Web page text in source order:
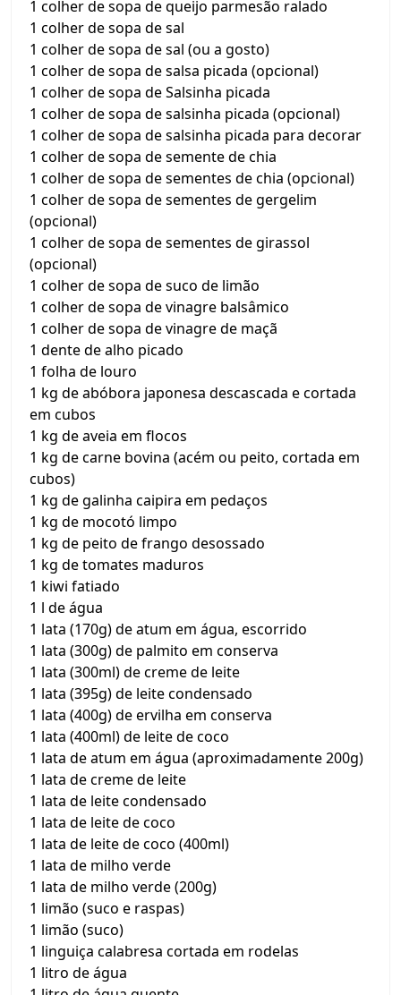
1 colher de sopa de queijo parmesão ralado
1 colher de sopa de sal
1 colher de sopa de sal (ou a gosto)
1 colher de sopa de salsa picada (opcional)
1 colher de sopa de Salsinha picada
1 colher de sopa de salsinha picada (opcional)
1 colher de sopa de salsinha picada para decorar
1 colher de sopa de semente de chia
1 colher de sopa de sementes de chia (opcional)
1 colher de sopa de sementes de gergelim
(opcional)
1 colher de sopa de sementes de girassol
(opcional)
1 colher de sopa de suco de limão
1 colher de sopa de vinagre balsâmico
1 colher de sopa de vinagre de maçã
1 dente de alho picado
1 folha de louro
1 kg de abóbora japonesa descascada e cortada
em cubos
1 kg de aveia em flocos
1 kg de carne bovina (acém ou peito, cortada em
cubos)
1 kg de galinha caipira em pedaços
1 kg de mocotó limpo
1 kg de peito de frango desossado
1 kg de tomates maduros
1 kiwi fatiado
1 l de água
1 lata (170g) de atum em água, escorrido
1 lata (300g) de palmito em conserva
1 lata (300ml) de creme de leite
1 lata (395g) de leite condensado
1 lata (400g) de ervilha em conserva
1 lata (400ml) de leite de coco
1 lata de atum em água (aproximadamente 200g)
1 lata de creme de leite
1 lata de leite condensado
1 lata de leite de coco
1 lata de leite de coco (400ml)
1 lata de milho verde
1 lata de milho verde (200g)
1 limão (suco e raspas)
1 limão (suco)
1 linguiça calabresa cortada em rodelas
1 litro de água